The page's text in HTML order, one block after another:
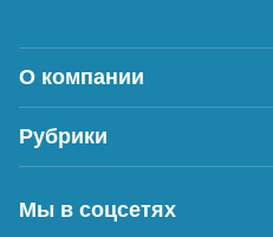
О компании
Рубрики
Мы в соцсетях